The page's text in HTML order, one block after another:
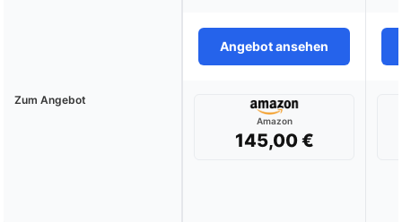
Angebot ansehen
Zum Angebot
Amazon
145,00 €